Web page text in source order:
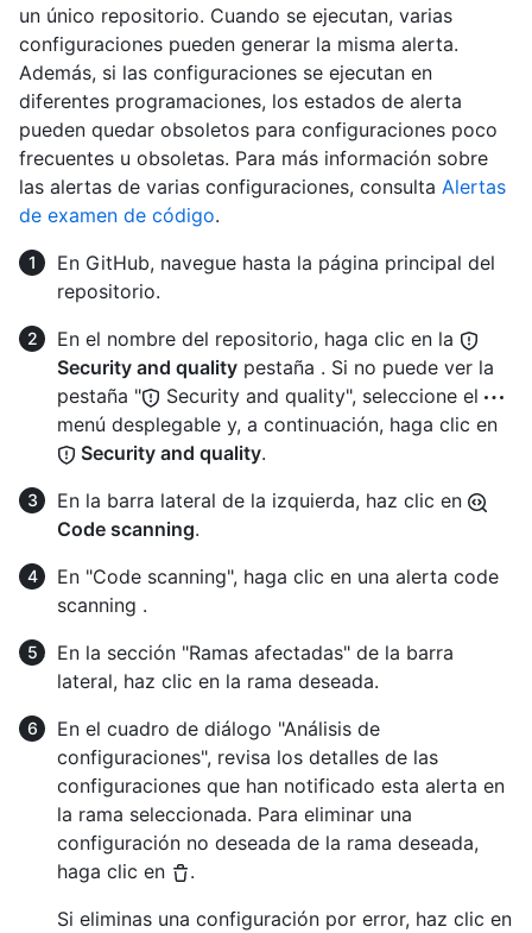
un único repositorio. Cuando se ejecutan, varias
configuraciones pueden generar la misma alerta.
Además, si las configuraciones se ejecutan en
diferentes programaciones, los estados de alerta
pueden quedar obsoletos para configuraciones poco
frecuentes u obsoletas. Para más información sobre
las alertas de varias configuraciones, consulta Alertas
de examen de código.
En GitHub, navegue hasta la página principal del
repositorio.
En el nombre del repositorio, haga clic en la
Security and quality pestaña . Si no puede ver la
pestaña "
Security and quality", seleccione el
menú desplegable y, a continuación, haga clic en
Security and quality.
En la barra lateral de la izquierda, haz clic en
Code scanning.
En "Code scanning", haga clic en una alerta code
scanning .
En la sección "Ramas afectadas" de la barra
lateral, haz clic en la rama deseada.
En el cuadro de diálogo "Análisis de
configuraciones", revisa los detalles de las
configuraciones que han notificado esta alerta en
la rama seleccionada. Para eliminar una
configuración no deseada de la rama deseada,
haga clic en
.
Si eliminas una configuración por error, haz clic en